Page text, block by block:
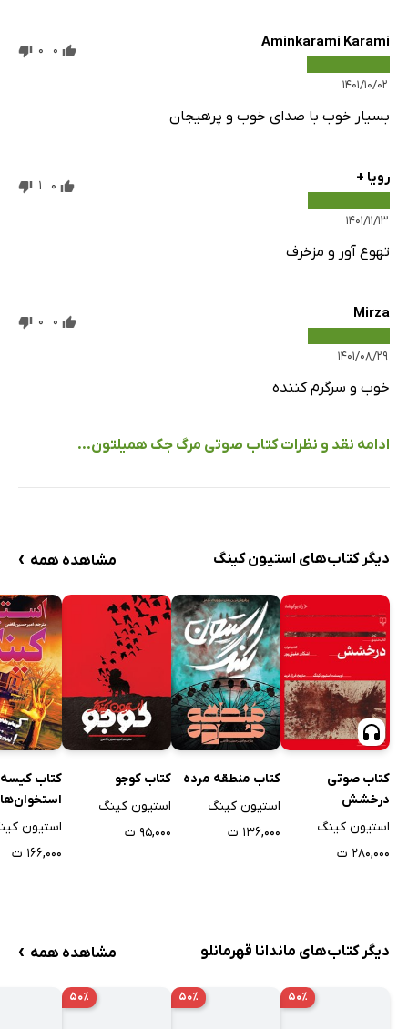
Aminkarami Karami
۱۴۰۱/۱۰/۰۲
0
0
بسیار خوب با صدای خوب و پرهیجان
رویا +
۱۴۰۱/۱۱/۱۳
0
1
تهوع آور و مزخرف
Mirza
۱۴۰۱/۰۸/۲۹
0
0
خوب و سرگرم کننده
ادامه نقد و نظرات کتاب صوتی مرگ جک همیلتون...
دیگر کتاب‌های استیون کینگ مشاهده همه ›
کتاب صوتی
درخشش
استیون کینگ
۲۸۰,۰۰۰ ت
کتاب منطقه مرده
استیون کینگ
۱۳۶,۰۰۰ ت
کتاب کوجو
استیون کینگ
۹۵,۰۰۰ ت
کتاب کیسه
استخوان‌ها
استیون
۱۶۶,۰۰۰ ت
دیگر کتاب‌های ماندانا قهرمانلو مشاهده همه ›
۵۰٪ ۵۰٪ ۵۰٪